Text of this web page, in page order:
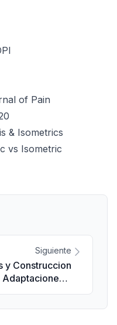
of Pain
& Isometrics
vs Isometric
Siguiente
y Construccion
y
Aplicaciones